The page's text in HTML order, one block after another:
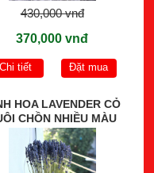
430,000 vnđ
370,000 vnđ
Chi tiết Đặt mua
HOA LAVENDER CỎ
CHỒN NHIỀU MÀU